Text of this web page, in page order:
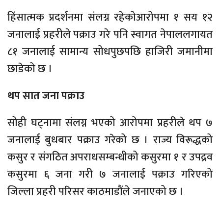
हिंसात्मक प्रदर्शनमा संलग्न रहेकोआरोपमा १ सय १२
जनालाई प्रहरीले पक्राउ गरे पनि स्वागत नेपाललगायत
८१ जनालाई सामान्य सोधपुछपछि हाजिरी जमानीमा
छाडेको छ ।
थप सात जना पक्राउ
सोही घट्नामा संलग्न भएको आरोपमा प्रहरीले थप ७
जनालाई बुधबार पक्राउ गरेको छ । राज्य विरूद्धको
कसुर र संगठित अपराधसम्बन्धीको कसुरमा १ र उपद्रव
कसुरमा ६ जना गरी ७ जनालाई पक्राउ गरिएको
जिल्ला प्रहरी परिसर काठमाडौंले जनाएको छ ।